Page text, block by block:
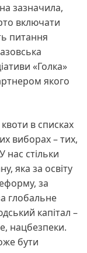
зазначила,
включати
питання
«Голка»
якого
в списках
виборах – тих,
нас стільки
яка за освіту
за
глобальне
капітал –
нацбезпеки.
бути